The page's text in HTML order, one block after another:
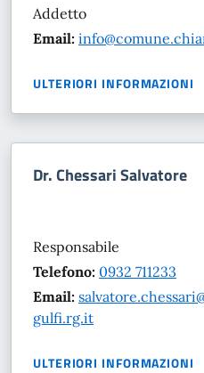
Addetto
Email:
ULTERIORI INFORMAZIONI
Dr. Chessari Salvatore
Responsabile
Telefono: 0932 711233
Email:
gulfi.rg.it
ULTERIORI INFORMAZIONI